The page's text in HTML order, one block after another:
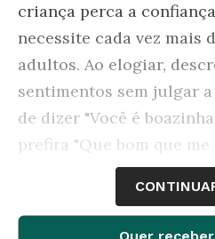
criança perca a
necessite cada vez mais
adultos. Ao elogiar,
sentimentos sem julgar
de dizer "Você é
prefira "Que bom que
Ficou mais fácil